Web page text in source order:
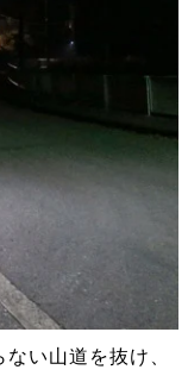
い山道を抜け、